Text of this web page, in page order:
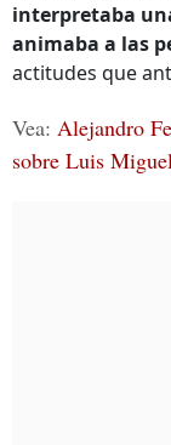
interpretaba
animaba a las
actitudes que
Vea: Alejandro
sobre Luis